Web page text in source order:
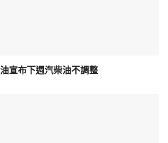
宣布下週汽柴油不調整